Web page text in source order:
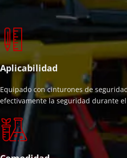
Aplicabilidad
Equipado con cinturones de
efectivamente la seguridad durante